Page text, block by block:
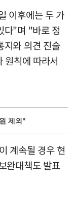
이후에는 두 가
다"며 "바로 정
지와 의견 진술
원칙에 따라서
제외"
계속될 경우 현
완대책도 발표